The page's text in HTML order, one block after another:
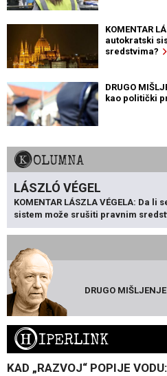
KOMENTAR
autokratski
sredstvima?
DRUGO
kao politički
KOLUMNA
LÁSZLÓ VÉGEL
KOMENTAR LÁSZLA VÉGELA: Da li
sistem može srušiti pravnim
DRUGO
HIPERLINK
KAD „RAZVOJ“ POPIJE